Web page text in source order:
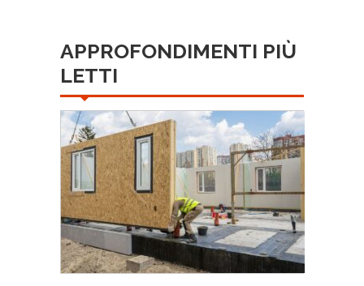
APPROFONDIMENTI PIÙ
LETTI